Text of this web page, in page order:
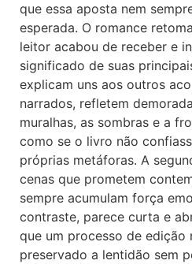
que essa aposta nem
esperada. O romance
leitor acabou de receber e
significado de suas
explicam uns aos outros
narrados, refletem
muralhas, as sombras e a
como se o livro não
próprias metáforas. A
cenas que prometem
sempre acumulam força
contraste, parece curta e
que um processo de
preservado a lentidão sem